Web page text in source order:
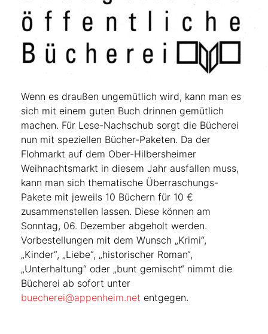
Wenn es draußen ungemütlich wird, kann man es
sich mit einem guten Buch drinnen gemütlich
machen. Für Lese-Nachschub sorgt die Bücherei
nun mit speziellen Bücher-Paketen. Da der
Flohmarkt auf dem Ober-Hilbersheimer
Weihnachtsmarkt in diesem Jahr ausfallen muss,
kann man sich thematische Überraschungs-
Pakete mit jeweils 10 Büchern für 10 €
zusammenstellen lassen. Diese können am
Sonntag, 06. Dezember abgeholt werden.
Vorbestellungen mit dem Wunsch „Krimi“,
„Kinder“, „Liebe“, „historischer Roman“,
„Unterhaltung“ oder „bunt gemischt“ nimmt die
Bücherei ab sofort unter
buecherei@appenheim.net entgegen.